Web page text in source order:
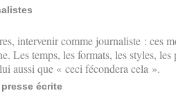
intervenir comme journaliste : ces
Les temps, les formats, les styles,
aussi que « ceci fécondera cela ».
écrite